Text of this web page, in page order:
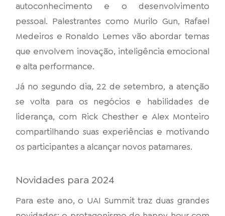
autoconhecimento e o desenvolvimento
pessoal. Palestrantes como Murilo Gun, Rafael
Medeiros e Ronaldo Lemes vão abordar temas
que envolvem inovação, inteligência emocional
e alta performance.
Já no segundo dia, 22 de setembro, a atenção
se volta para os negócios e habilidades de
liderança, com Rick Chesther e Alex Monteiro
compartilhando suas experiências e motivando
os participantes a alcançar novos patamares.
Novidades para 2024
Para este ano, o UAI Summit traz duas grandes